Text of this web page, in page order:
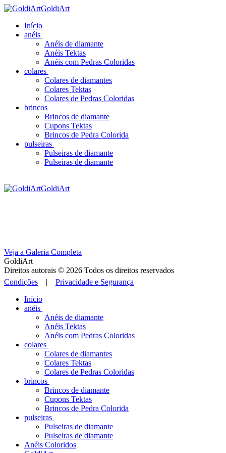
GoldiArt
Início
anéis
Anéis de diamante
Anéis Tektas
Anéis com Pedras Coloridas
colares
Colares de diamantes
Colares Tektas
Colares de Pedras Coloridas
brincos
Brincos de diamante
Cupons Tektas
Brincos de Pedra Colorida
pulseiras
Pulseiras de diamante
Pulseiras de diamante
GoldiArt
Veja a Galeria Completa
GoldiArt
Direitos autorais © 2026 Todos os direitos reservados
Condições | Privacidade e Segurança
Início
anéis
Anéis de diamante
Anéis Tektas
Anéis com Pedras Coloridas
colares
Colares de diamantes
Colares Tektas
Colares de Pedras Coloridas
brincos
Brincos de diamante
Cupons Tektas
Brincos de Pedra Colorida
pulseiras
Pulseiras de diamante
Pulseiras de diamante
Anéis Coloridos